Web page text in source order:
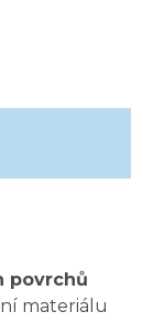
povrchů
materiálu